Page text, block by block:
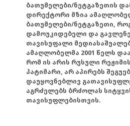
ბათუმელები/ნეტგაზეთის
დირექტორი მზია
ბათუმელები/ნეტგაზეთი,
დამოუკიდებელი და
თავისუფალი
ამაღლობელმა 2001 წელს
რომ ის არის რუსული
პატიმარი, არ აპირებს
დაუყოვნებლივ
აგრძელებს ბრძოლას
თავისუფლებისთვის.